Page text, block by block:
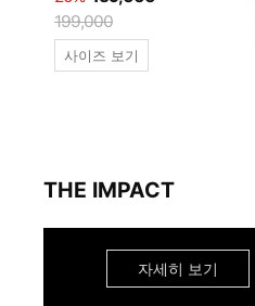
199,000
사이즈 보기
THE IMPACT
자세히 보기